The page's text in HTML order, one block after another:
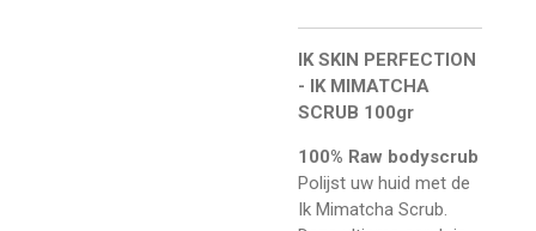
IK SKIN PERFECTION
- IK MIMATCHA
SCRUB 100gr
100% Raw bodyscrub
Polijst uw huid met de
Ik Mimatcha Scrub.